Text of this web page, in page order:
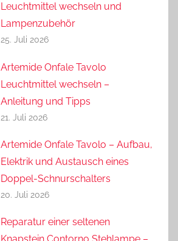
Leuchtmittel wechseln und
Lampenzubehör
25. Juli 2026
Artemide Onfale Tavolo
Leuchtmittel wechseln –
Anleitung und Tipps
21. Juli 2026
Artemide Onfale Tavolo – Aufbau,
Elektrik und Austausch eines
Doppel-Schnurschalters
20. Juli 2026
Reparatur einer seltenen